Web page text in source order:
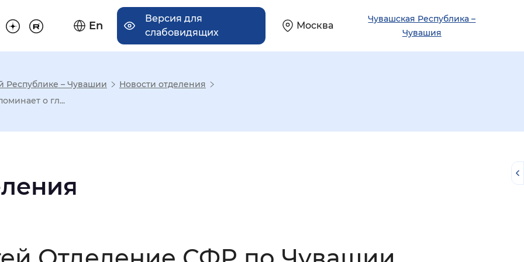
En
Версия для
слабовидящих
Москва
Чувашская Республика –
Чувашия
отображения
Республике – Чувашии
Новости отделения
о гл...